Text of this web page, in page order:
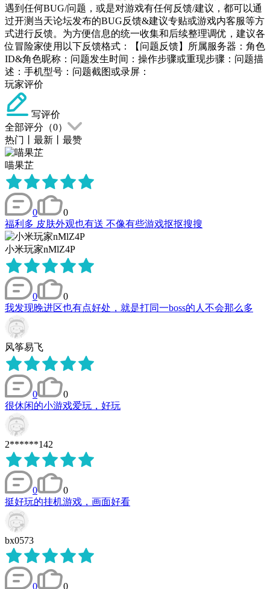
遇到任何BUG/问题，或是对游戏有任何反馈/建议，都可以通
过开测当天论坛发布的BUG反馈&建议专贴或游戏内客服等方
式进行反馈。为方便信息的统一收集和后续整理调优，建议各
位冒险家使用以下反馈格式：【问题反馈】所属服务器：角色
ID&角色昵称：问题发生时间：操作步骤或重现步骤：问题描
述：手机型号：问题截图或录屏：
玩家评价
写评价
全部评分（0）
热门
最新 最赞
喵果芷
0
0
福利多 皮肤外观也有送 不像有些游戏抠抠搜搜
小米玩家nMlZ4P
0
0
我发现晚进区也有点好处，就是打同一boss的人不会那么多
风筝易飞
0
0
很休闲的小游戏爱玩，好玩
2******142
0
0
挺好玩的挂机游戏，画面好看
bx0573
0
0